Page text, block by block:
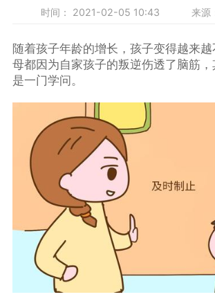
时间： 2021-02-05 10:43 来源
随着孩子年龄的增长，孩子变得越来
母都因为自家孩子的叛逆伤透了脑筋
是一门学问。